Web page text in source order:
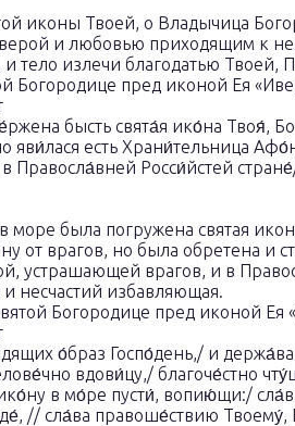
иконы Твоей, о Владычица
верой и любовью приходящим к
тело излечи благодатью Твоей,
Богородице пред иконой Ея
бысть свята́я ико́на Твоя́,
яви́лася есть Храни́тельница
Правосла́вней Росси́йстей
море была погружена святая
от врагов, но была обретена
устрашающей врагов, и в
и несчастий избавляющая.
Богородице пред иконой Ея
о́браз Госпо́день,/ и
вдови́цу,/ благоче́стно
в мо́ре пусти́, вопию́щи:/
// сла́ва правоше́ствию Твоему́,